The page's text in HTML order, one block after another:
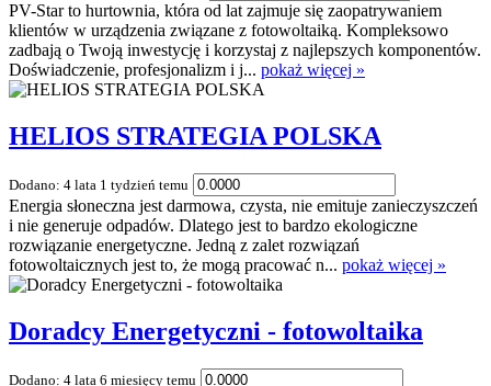
PV-Star to hurtownia, która od lat zajmuje się zaopatrywaniem
klientów w urządzenia związane z fotowoltaiką. Kompleksowo
zadbają o Twoją inwestycję i korzystaj z najlepszych komponentów.
Doświadczenie, profesjonalizm i j... pokaż więcej »
HELIOS STRATEGIA POLSKA
Dodano: 4 lata 1 tydzień temu
Energia słoneczna jest darmowa, czysta, nie emituje zanieczyszczeń
i nie generuje odpadów. Dlatego jest to bardzo ekologiczne
rozwiązanie energetyczne. Jedną z zalet rozwiązań
fotowoltaicznych jest to, że mogą pracować n... pokaż więcej »
Doradcy Energetyczni - fotowoltaika
Dodano: 4 lata 6 miesięcy temu